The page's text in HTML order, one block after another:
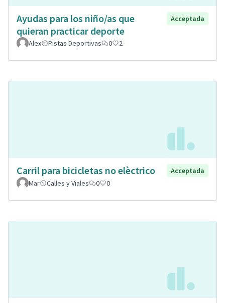
Ayudas para los niño/as que
quieran practicar deporte
Acceptada
Alex Pistas Deportivas 0 2
Carril para bicicletas no elèctrico
Acceptada
Mar
Calles y Viales 0 0